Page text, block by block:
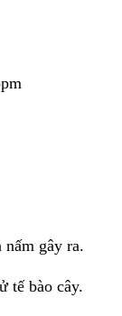
nấm gây ra.
tế bào cây.